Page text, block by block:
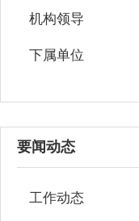
机构领导
下属单位
要闻动态
工作动态